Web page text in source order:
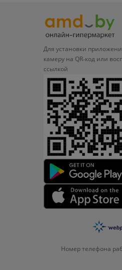
Для установки
камеру на QR‑код или
ссылкой
Номер телефона